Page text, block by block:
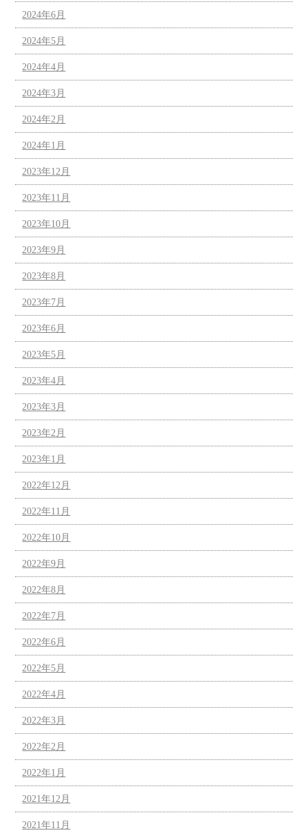
2024年6月
2024年5月
2024年4月
2024年3月
2024年2月
2024年1月
2023年12月
2023年11月
2023年10月
2023年9月
2023年8月
2023年7月
2023年6月
2023年5月
2023年4月
2023年3月
2023年2月
2023年1月
2022年12月
2022年11月
2022年10月
2022年9月
2022年8月
2022年7月
2022年6月
2022年5月
2022年4月
2022年3月
2022年2月
2022年1月
2021年12月
2021年11月